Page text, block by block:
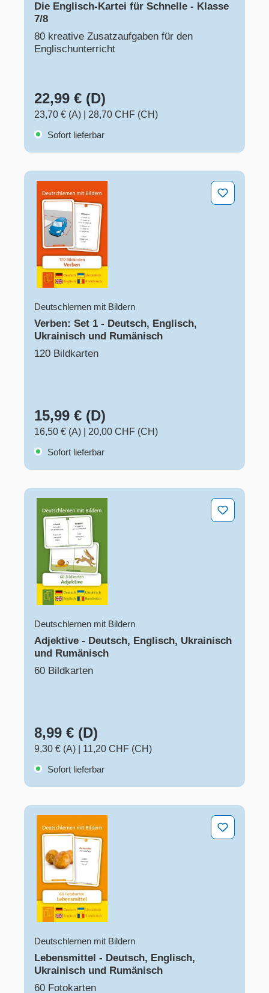
Die Englisch-Kartei für Schnelle - Klasse
7/8
80 kreative Zusatzaufgaben für den
Englischunterricht
22,99 € (D)
23,70 € (A)
28,70 CHF (CH)
Sofort lieferbar
Verben: Set 1 - Deutsch, Englisch, Ukrainisch und
Deutschlernen mit Bildern
Verben: Set 1 - Deutsch, Englisch,
Ukrainisch und Rumänisch
120 Bildkarten
15,99 € (D)
16,50 € (A)
20,00 CHF (CH)
Sofort lieferbar
Adjektive - Deutsch, Englisch, Ukrainisch und
Deutschlernen mit Bildern
Adjektive - Deutsch, Englisch, Ukrainisch
und Rumänisch
60 Bildkarten
8,99 € (D)
9,30 € (A)
11,20 CHF (CH)
Sofort lieferbar
Lebensmittel - Deutsch, Englisch, Ukrainisch und
Deutschlernen mit Bildern
Lebensmittel - Deutsch, Englisch,
Ukrainisch und Rumänisch
60 Fotokarten